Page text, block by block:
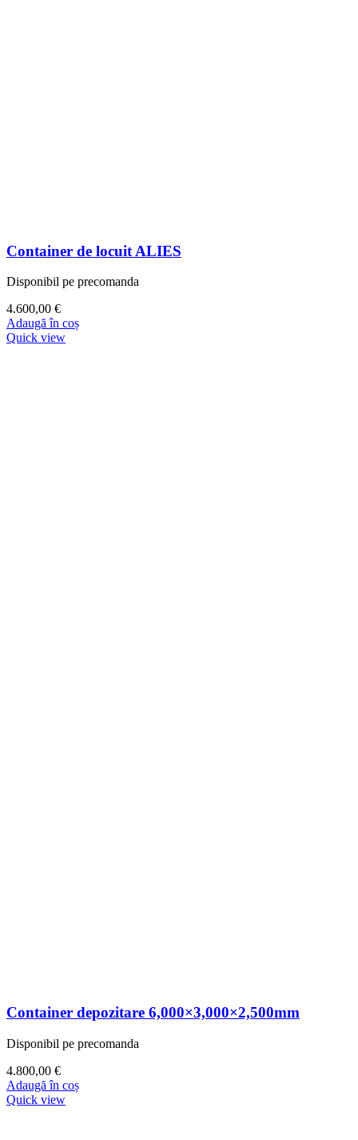
Container de locuit ALIES
Disponibil pe precomanda
4.600,00 €
Adaugă în coș
Quick view
Container depozitare 6,000×3,000×2,500mm
Disponibil pe precomanda
4.800,00 €
Adaugă în coș
Quick view